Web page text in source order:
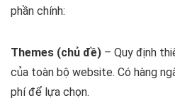
phần chính:
Themes (chủ đề) – Quy định
của toàn bộ website. Có hàng
phí để lựa chọn.